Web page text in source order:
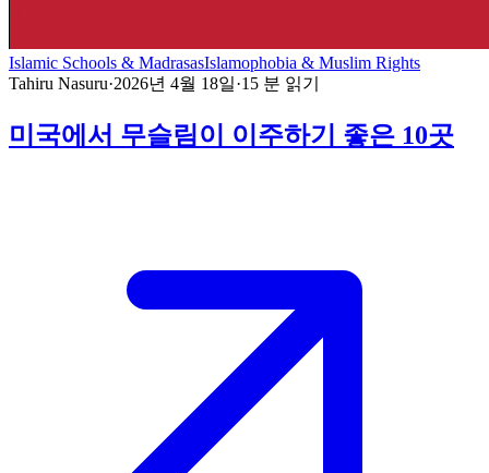
Islamic Schools & MadrasasIslamophobia & Muslim Rights
Tahiru Nasuru·2026년 4월 18일·15 분 읽기
미국에서 무슬림이 이주하기 좋은 10곳